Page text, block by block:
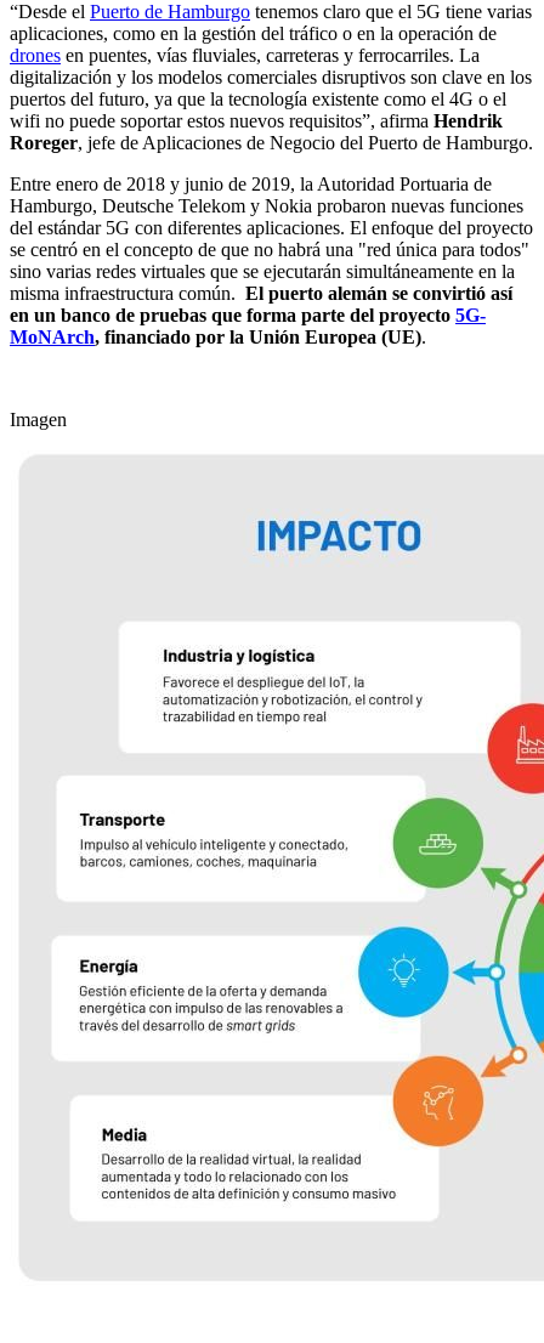
“Desde el Puerto de Hamburgo tenemos claro que el 5G tiene varias
aplicaciones, como en la gestión del tráfico o en la operación de
drones en puentes, vías fluviales, carreteras y ferrocarriles. La
digitalización y los modelos comerciales disruptivos son clave en los
puertos del futuro, ya que la tecnología existente como el 4G o el
wifi no puede soportar estos nuevos requisitos”, afirma Hendrik
Roreger, jefe de Aplicaciones de Negocio del Puerto de Hamburgo.
Entre enero de 2018 y junio de 2019, la Autoridad Portuaria de
Hamburgo, Deutsche Telekom y Nokia probaron nuevas funciones
del estándar 5G con diferentes aplicaciones. El enfoque del proyecto
se centró en el concepto de que no habrá una "red única para todos"
sino varias redes virtuales que se ejecutarán simultáneamente en la
misma infraestructura común. El puerto alemán se convirtió así
en un banco de pruebas que forma parte del proyecto 5G-
MoNArch, financiado por la Unión Europea (UE).
Imagen